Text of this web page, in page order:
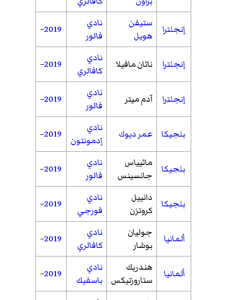
إنجلترا
ستيفن
هويل
نادي
فالور
2019
–
إنجلترا ناثان مافيلا
نادي
كافالري
2019
–
إنجلترا آدم ميتر
نادي
فالور
2019
–
بلجيكا عمر ديوك
نادي
إدمونتون
2019
–
بلجيكا
ماثيياس
جانسينس
نادي
فالور
2019
–
بلجيكا
دانييل
كروتزن
نادي
فورجي
2019
–
ألمانيا
جوليان
بوشار
نادي
كافالري
2019
–
ألمانيا
هندريك
ستاروزتيكس
نادي
باسفيك
2019
–